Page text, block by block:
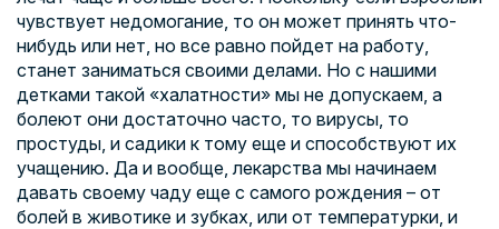
чувствует недомогание, то он может принять что-
нибудь или нет, но все равно пойдет на работу,
станет заниматься своими делами. Но с нашими
детками такой «халатности» мы не допускаем, а
болеют они достаточно часто, то вирусы, то
простуды, и садики к тому еще и способствуют их
учащению. Да и вообще, лекарства мы начинаем
давать своему чаду еще с самого рождения – от
болей в животике и зубках, или от температурки, и